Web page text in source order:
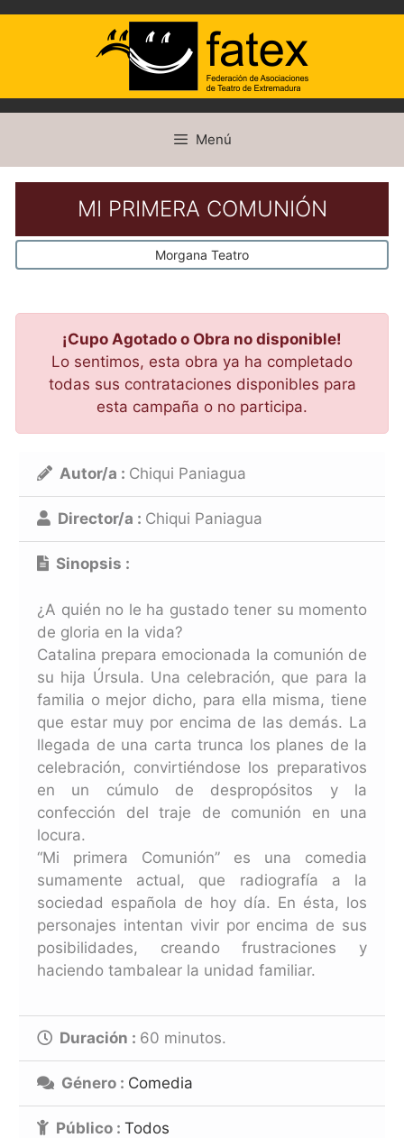
contenido
Menú
MI PRIMERA COMUNIÓN
Morgana Teatro
¡Cupo Agotado o Obra no disponible!
Lo sentimos, esta obra ya ha completado
todas sus contrataciones disponibles para
esta campaña o no participa.
Autor/a : Chiqui Paniagua
Director/a : Chiqui Paniagua
Sinopsis :
¿A quién no le ha gustado tener su momento
de gloria en la vida?
Catalina prepara emocionada la comunión de
su hija Úrsula. Una celebración, que para la
familia o mejor dicho, para ella misma, tiene
que estar muy por encima de las demás. La
llegada de una carta trunca los planes de la
celebración, convirtiéndose los preparativos
en un cúmulo de despropósitos y la
confección del traje de comunión en una
locura.
“Mi primera Comunión” es una comedia
sumamente actual, que radiografía a la
sociedad española de hoy día. En ésta, los
personajes intentan vivir por encima de sus
posibilidades, creando frustraciones y
haciendo tambalear la unidad familiar.
Duración : 60 minutos.
Género : Comedia
Público : Todos